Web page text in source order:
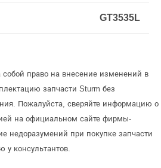
GT3535L
собой право на внесение изменений в
запчасти Sturm без
Пожалуйста, сверяйте информацию о
на официальном сайте фирмы-
недоразумений при покупке запчасти
у консультантов.